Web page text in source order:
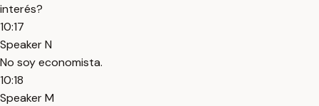
interés?
10:17
Speaker N
No soy economista.
10:18
Speaker M